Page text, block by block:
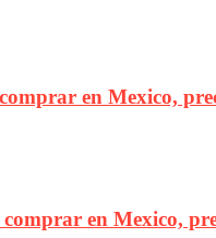
en Mexico,
en Mexico,